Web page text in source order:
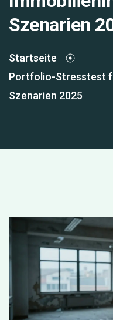
Szenarien
Startseite
Portfolio-Stresstest
Szenarien 2025